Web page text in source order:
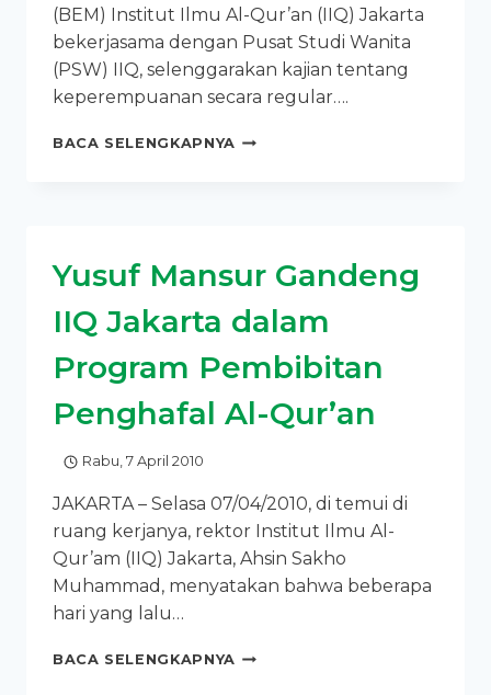
(BEM) Institut Ilmu Al-Qur’an (IIQ) Jakarta
bekerjasama dengan Pusat Studi Wanita
(PSW) IIQ, selenggarakan kajian tentang
keperempuanan secara regular….
BACA SELENGKAPNYA BEM
Yusuf Mansur Gandeng
IIQ Jakarta dalam
Program Pembibitan
Penghafal Al-Qur’an
Rabu, 7 April 2010
JAKARTA – Selasa 07/04/2010, di temui di
ruang kerjanya, rektor Institut Ilmu Al-
Qur’am (IIQ) Jakarta, Ahsin Sakho
Muhammad, menyatakan bahwa beberapa
hari yang lalu…
BACA SELENGKAPNYA YUSUF